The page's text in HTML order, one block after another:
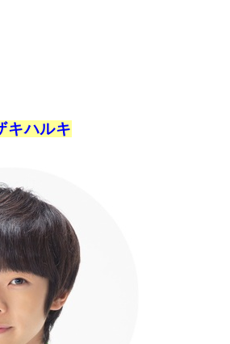
キハルキ